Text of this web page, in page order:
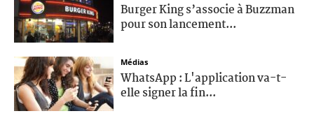
Burger King s’associe à Buzzman
pour son lancement...
Médias
WhatsApp : L'application va-t-
elle signer la fin...